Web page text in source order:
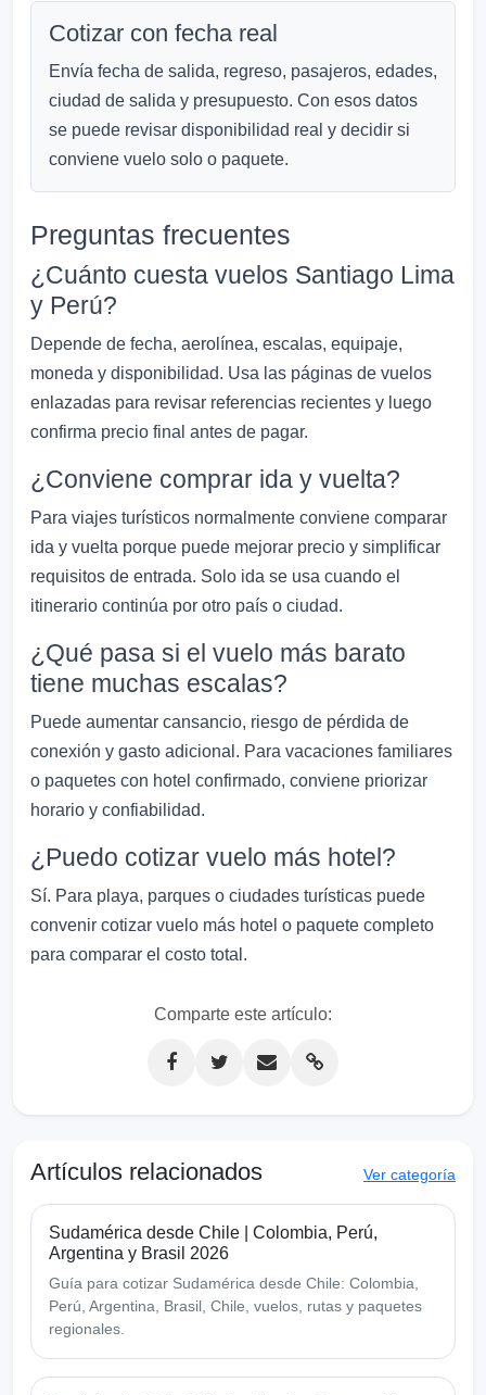
Cotizar con fecha real
Envía fecha de salida, regreso, pasajeros, edades,
ciudad de salida y presupuesto. Con esos datos
se puede revisar disponibilidad real y decidir si
conviene vuelo solo o paquete.
Preguntas frecuentes
¿Cuánto cuesta vuelos Santiago Lima
y Perú?
Depende de fecha, aerolínea, escalas, equipaje,
moneda y disponibilidad. Usa las páginas de vuelos
enlazadas para revisar referencias recientes y luego
confirma precio final antes de pagar.
¿Conviene comprar ida y vuelta?
Para viajes turísticos normalmente conviene comparar
ida y vuelta porque puede mejorar precio y simplificar
requisitos de entrada. Solo ida se usa cuando el
itinerario continúa por otro país o ciudad.
¿Qué pasa si el vuelo más barato
tiene muchas escalas?
Puede aumentar cansancio, riesgo de pérdida de
conexión y gasto adicional. Para vacaciones familiares
o paquetes con hotel confirmado, conviene priorizar
horario y confiabilidad.
¿Puedo cotizar vuelo más hotel?
Sí. Para playa, parques o ciudades turísticas puede
convenir cotizar vuelo más hotel o paquete completo
para comparar el costo total.
Comparte este artículo:
Artículos relacionados Ver categoría
Sudamérica desde Chile | Colombia, Perú,
Argentina y Brasil 2026
Guía para cotizar Sudamérica desde Chile: Colombia,
Perú, Argentina, Brasil, Chile, vuelos, rutas y paquetes
regionales.